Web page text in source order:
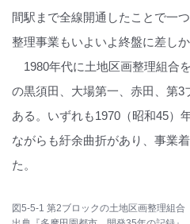
間駅まで全線開通したことで一
整理事業もいよいよ終盤に差しか
1980年代に土地区画整理組合
の黒須田、大場第一、赤田、第
ある。いずれも1970（昭和45）
ながらも紆余曲折があり、事業
た。
図5-5-1 第2ブロックの土地区画整理組合